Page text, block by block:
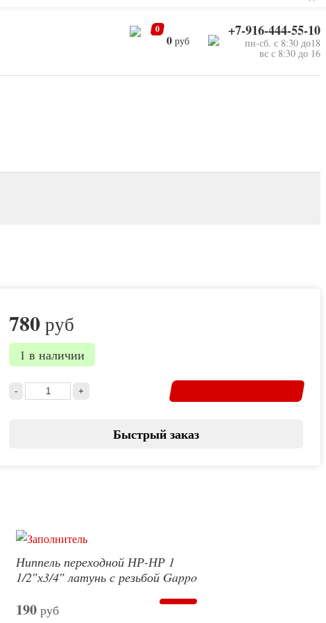
0
0 руб
+7-916-444-55-10
пн-сб. с 8:30 до18
вс с 8:30 до 16
780руб
1 в наличии
Быстрый заказ
Ниппель переходной НР-НР 1
1/2″х3/4″ латунь с резьбой Gappo
190руб